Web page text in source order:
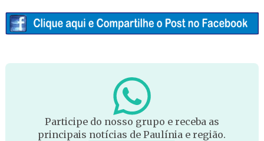
Participe do nosso grupo e receba as
principais notícias de Paulínia e região.